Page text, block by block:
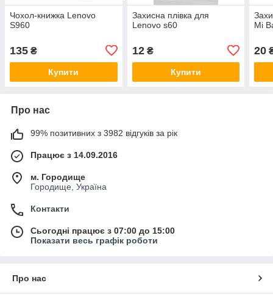
Чохол-книжка Lenovo
S960
135 ₴
Купити
Захисна плівка для
Lenovo s60
12₴
Купити
Mi
20
Про нас
99% позитивних з 3982 відгуків за рік
Працює з 14.09.2016
м. Городище
Городище, Україна
Контакти
Сьогодні працює з 07:00 до 15:00
Показати весь графік роботи
Про нас